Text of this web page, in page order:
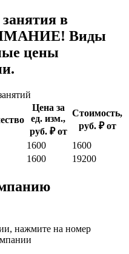
в
Виды
цены
Цена за
ед. изм.,
руб. ₽ от
Стоимость,
руб. ₽ от
1600
1600
1600 19200
нажмите на номер